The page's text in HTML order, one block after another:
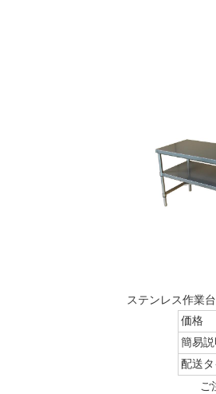
ステンレス作業
価格
簡易
配送
ご